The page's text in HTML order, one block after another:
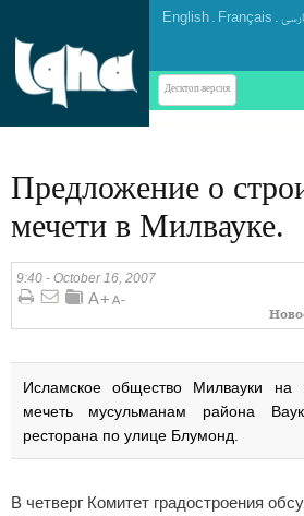
English . Français .
Десктоп-версия
Предложение о
мечети в Милвауке.
9:40 - October 16, 2007
Исламское общество Милвауки на
мечеть мусульманам района
ресторана по улице Блумонд.
В четверг Комитет градостроения